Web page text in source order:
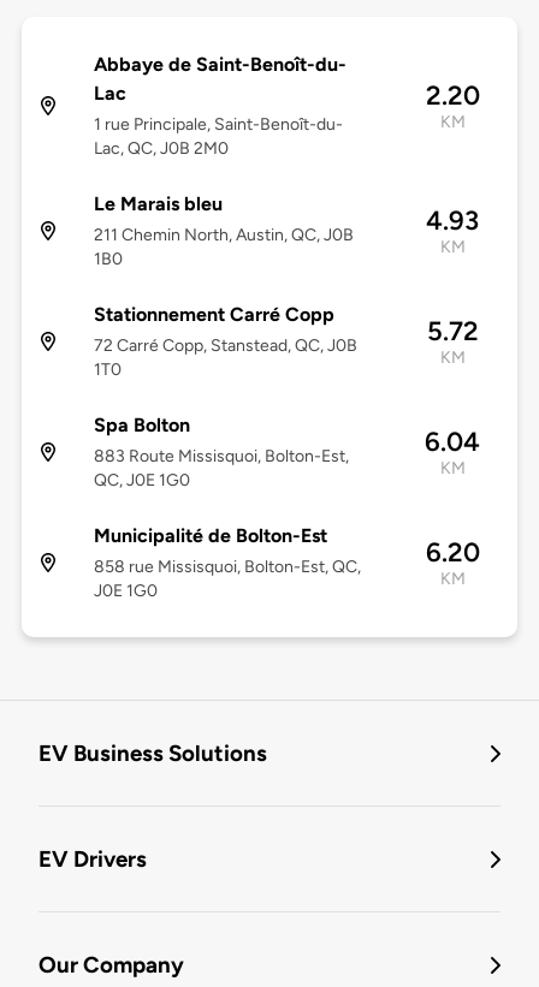
Abbaye de Saint-Benoît-du-
Lac
1 rue Principale, Saint-Benoît-du-
Lac, QC, J0B 2M0
2.20
KM
Le Marais bleu
211 Chemin North, Austin, QC, J0B
1B0
4.93
KM
Stationnement Carré Copp
72 Carré Copp, Stanstead, QC, J0B
1T0
5.72
KM
Spa Bolton
883 Route Missisquoi, Bolton-Est,
QC, J0E 1G0
6.04
KM
Municipalité de Bolton-Est
858 rue Missisquoi, Bolton-Est, QC,
J0E 1G0
6.20
KM
EV Business Solutions
EV Drivers
Our Company